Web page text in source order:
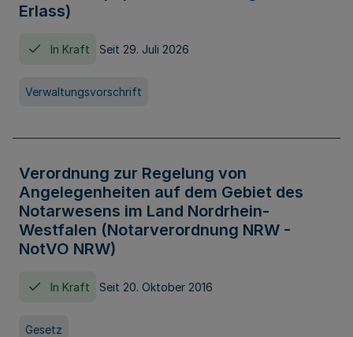
Erlass)
In Kraft Seit 29. Juli 2026
Verwaltungsvorschrift
Verordnung zur Regelung von
Angelegenheiten auf dem Gebiet des
Notarwesens im Land Nordrhein-
Westfalen (Notarverordnung NRW -
NotVO NRW)
In Kraft Seit 20. Oktober 2016
Gesetz